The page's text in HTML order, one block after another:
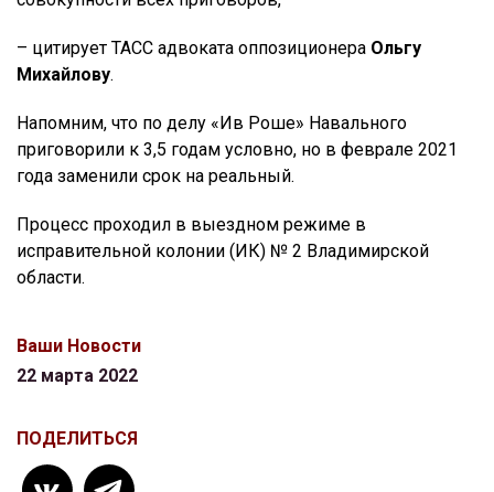
– цитирует ТАСС адвоката оппозиционера Ольгу
Михайлову.
Напомним, что по делу «Ив Роше» Навального
приговорили к 3,5 годам условно, но в феврале 2021
года заменили срок на реальный.
Процесс проходил в выездном режиме в
исправительной колонии (ИК) № 2 Владимирской
области.
Ваши Новости
22 марта 2022
ПОДЕЛИТЬСЯ